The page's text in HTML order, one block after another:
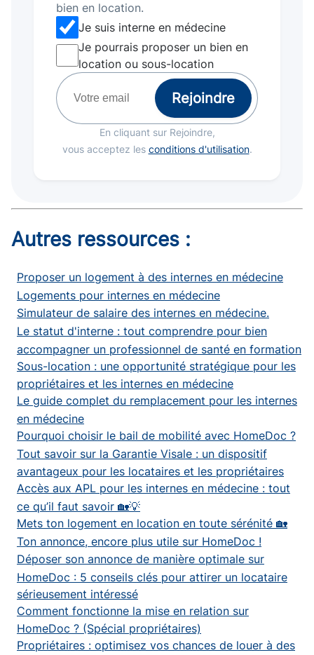
bien en location.
Je suis interne en médecine
Je pourrais proposer un bien en
location ou sous-location
Rejoindre
En cliquant sur Rejoindre,
vous acceptez les conditions d'utilisation.
Autres ressources :
Proposer un logement à des internes en médecine
Logements pour internes en médecine
Simulateur de salaire des internes en médecine.
Le statut d'interne : tout comprendre pour bien
accompagner un professionnel de santé en formation
Sous-location : une opportunité stratégique pour les
propriétaires et les internes en médecine
Le guide complet du remplacement pour les internes
en médecine
Pourquoi choisir le bail de mobilité avec HomeDoc ?
Tout savoir sur la Garantie Visale : un dispositif
avantageux pour les locataires et les propriétaires
Accès aux APL pour les internes en médecine : tout
ce qu’il faut savoir 🏡💡
Mets ton logement en location en toute sérénité 🏡
Ton annonce, encore plus utile sur HomeDoc !
Déposer son annonce de manière optimale sur
HomeDoc : 5 conseils clés pour attirer un locataire
sérieusement intéressé
Comment fonctionne la mise en relation sur
HomeDoc ? (Spécial propriétaires)
Propriétaires : optimisez vos chances de louer à des